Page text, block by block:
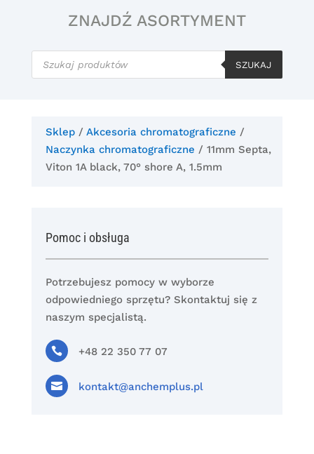
ZNAJDŹ ASORTYMENT
Wyszukiwarka
produktów
SZUKAJ
Sklep/ Akcesoria chromatograficzne /
Naczynka chromatograficzne / 11mm Septa,
Viton 1A black, 70° shore A, 1.5mm
Pomoc i obsługa
Potrzebujesz pomocy w wyborze
odpowiedniego sprzętu? Skontaktuj się z
naszym specjalistą.
 +48 22 350 77 07
 kontakt@anchemplus.pl